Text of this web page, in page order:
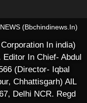
(bbchindinews.in)
In india)
In Chief- Abdul
(Director- Iqbal
Chhattisgarh) AlL
Delhi NCR. Regd